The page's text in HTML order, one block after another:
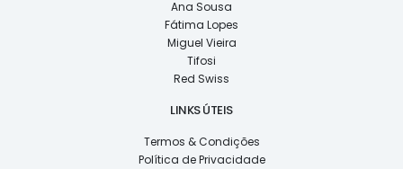
Ana Sousa
Fátima Lopes
Miguel Vieira
Tifosi
Red Swiss
LINKS ÚTEIS
Termos & Condições
Política de Privacidade